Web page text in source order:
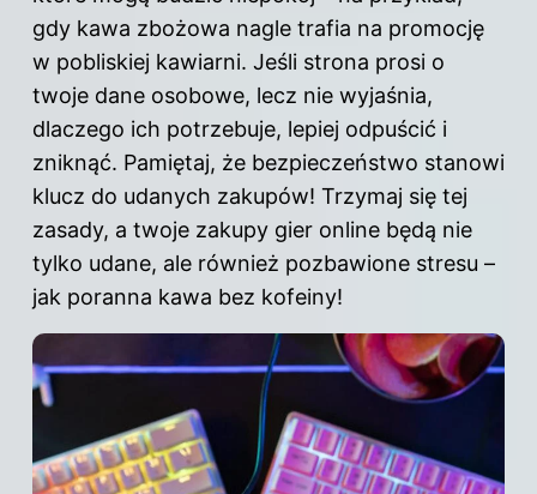
gdy kawa zbożowa nagle trafia na promocję
w pobliskiej kawiarni. Jeśli strona prosi o
twoje dane osobowe, lecz nie wyjaśnia,
dlaczego ich potrzebuje, lepiej odpuścić i
zniknąć. Pamiętaj, że bezpieczeństwo stanowi
klucz do udanych zakupów! Trzymaj się tej
zasady, a twoje zakupy gier online będą nie
tylko udane, ale również pozbawione stresu –
jak poranna kawa bez kofeiny!